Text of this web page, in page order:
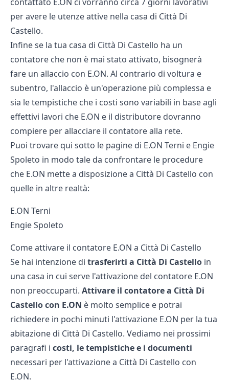
per avere le utenze attive nella casa di Città Di
Castello.
Infine se la tua casa di Città Di Castello ha un
contatore che non è mai stato attivato, bisognerà
fare un allaccio con E.ON. Al contrario di voltura e
subentro, l'allaccio è un'operazione più complessa e
sia le tempistiche che i costi sono variabili in base agli
effettivi lavori che E.ON e il distributore dovranno
compiere per allacciare il contatore alla rete.
Puoi trovare qui sotto le pagine di E.ON Terni e Engie
Spoleto in modo tale da confrontare le procedure
che E.ON mette a disposizione a Città Di Castello con
quelle in altre realtà:
E.ON Terni
Engie Spoleto
Come attivare il contatore E.ON a Città Di Castello
Se hai intenzione di trasferirti a Città Di Castello in
una casa in cui serve l'attivazione del contatore E.ON
non preoccuparti. Attivare il contatore a Città Di
Castello con E.ON è molto semplice e potrai
richiedere in pochi minuti l'attivazione E.ON per la tua
abitazione di Città Di Castello. Vediamo nei prossimi
paragrafi i costi, le tempistiche e i documenti
necessari per l'attivazione a Città Di Castello con
E.ON.